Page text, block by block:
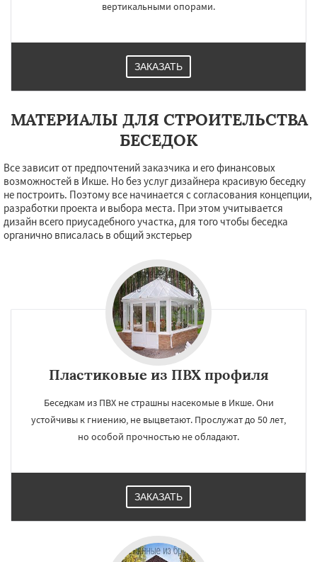
вертикальными опорами.
ЗАКАЗАТЬ
МАТЕРИАЛЫ ДЛЯ СТРОИТЕЛЬСТВА
БЕСЕДОК
Все зависит от предпочтений заказчика и его финансовых
возможностей в Икше. Но без услуг дизайнера красивую беседку
не построить. Поэтому все начинается с согласования концепции,
разработки проекта и выбора места. При этом учитывается
дизайн всего приусадебного участка, для того чтобы беседка
органично вписалась в общий экстерьер
Пластиковые из ПВХ профиля
Беседкам из ПВХ не страшны насекомые в Икше. Они
устойчивы к гниению, не выцветают. Прослужат до 50 лет,
но особой прочностью не обладают.
ЗАКАЗАТЬ